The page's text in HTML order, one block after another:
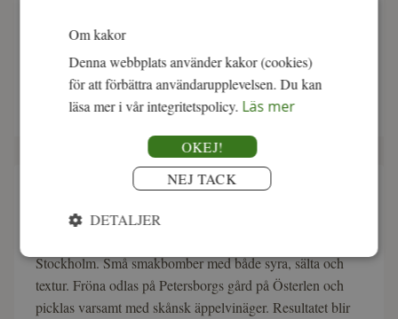
Om våra picklade senapsfrön
Stockholm. Små smakbomber med både syra, sälta och
textur. Fröna odlas på Petersborgs gård på Österlen och
picklas varsamt med skånsk äppelvinäger. Resultatet blir
Ingen bindningstid
fr. 1 495:- Läs mer
Om kakor
Denna webbplats använder kakor (cookies)
för att förbättra användarupplevelsen. Du kan
läsa mer i vår integritetspolicy. Läs mer
OKEJ!
NEJ TACK
DETALJER